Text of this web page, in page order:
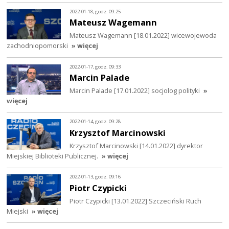
2022-01-18, godz. 09:25
Mateusz Wagemann
Mateusz Wagemann [18.01.2022] wicewojewoda
zachodniopomorski » więcej
2022-01-17, godz. 09:33
Marcin Palade
Marcin Palade [17.01.2022] socjolog polityki »
więcej
2022-01-14, godz. 09:28
Krzysztof Marcinowski
Krzysztof Marcinowski [14.01.2022] dyrektor
Miejskiej Biblioteki Publicznej. » więcej
2022-01-13, godz. 09:16
Piotr Czypicki
Piotr Czypicki [13.01.2022] Szczeciński Ruch
Miejski » więcej